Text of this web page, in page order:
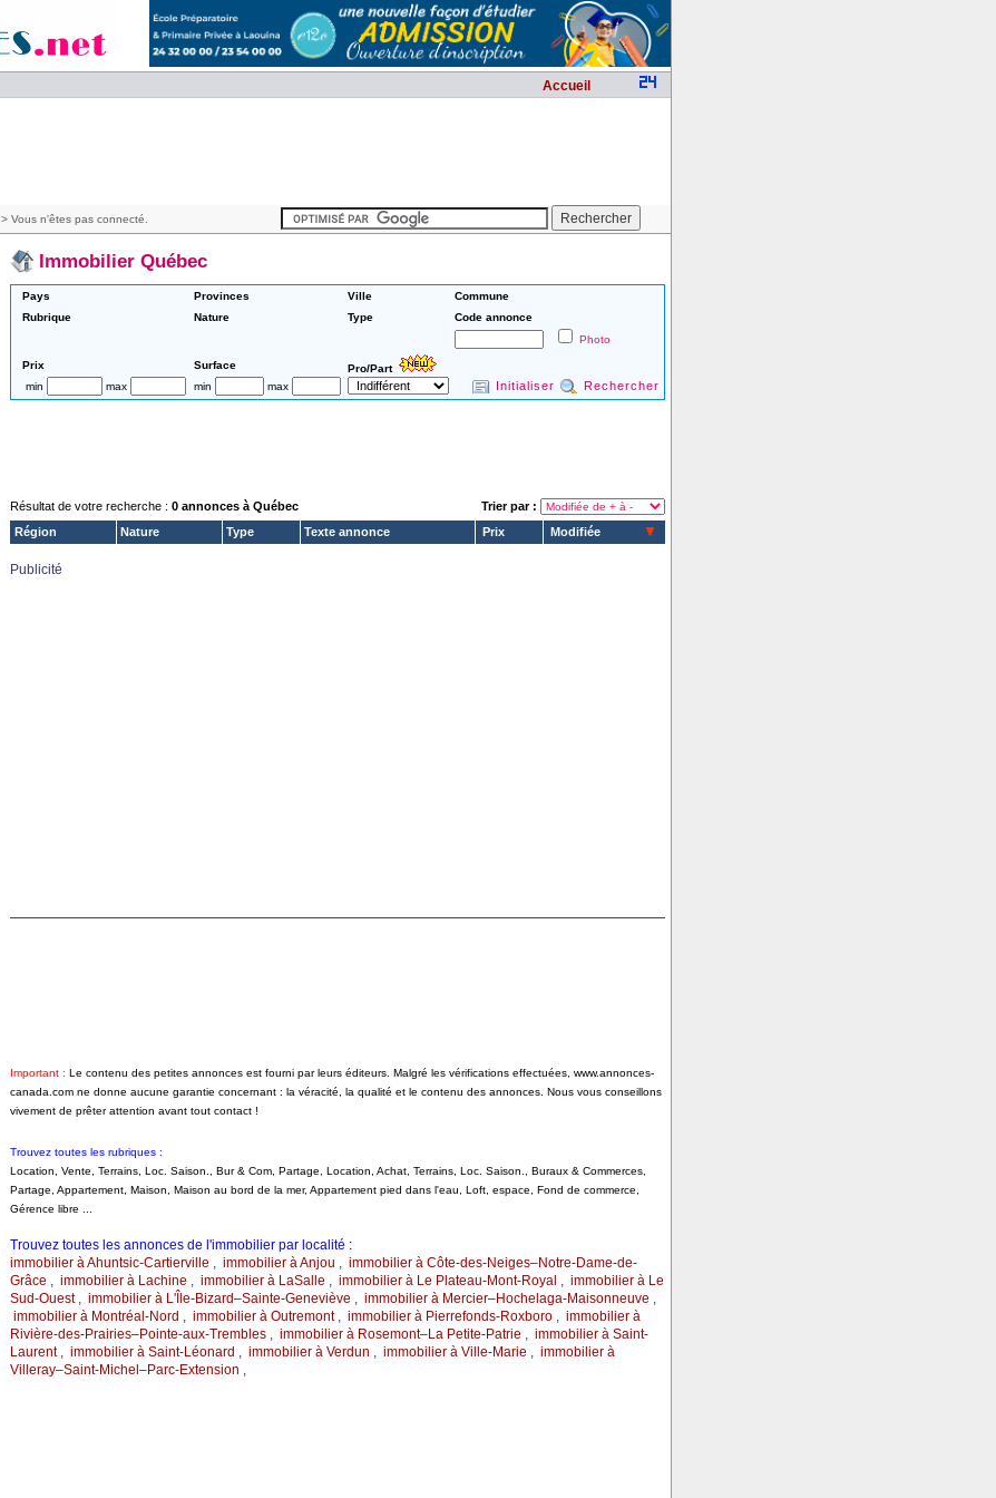
Accueil
> Vous n'êtes pas connecté.
Immobilier Québec
Pays Provinces Ville
Commune
Rubrique
Nature Type
Code annonce
Photo
Prix Surface
Pro/Part
min
max min max Initialiser Rechercher
Résultat de votre recherche : 0 annonces à Québec
Trier par :
Région
Nature Type Texte annonce Prix Modifiée
Publicité
Important : Le contenu des petites annonces est fourni par leurs éditeurs. Malgré les vérifications effectuées, www.annonces-
canada.com ne donne aucune garantie concernant : la véracité, la qualité et le contenu des annonces. Nous vous conseillons
vivement de prêter attention avant tout contact !
Trouvez toutes les rubriques :
Location, Vente, Terrains, Loc. Saison., Bur & Com, Partage, Location, Achat, Terrains, Loc. Saison., Buraux & Commerces,
Partage, Appartement, Maison, Maison au bord de la mer, Appartement pied dans l'eau, Loft, espace, Fond de commerce,
Gérence libre ...
Trouvez toutes les annonces de l'immobilier par localité :
immobilier à Ahuntsic-Cartierville , immobilier à Anjou , immobilier à Côte-des-Neiges–Notre-Dame-de-
Grâce , immobilier à Lachine , immobilier à LaSalle , immobilier à Le Plateau-Mont-Royal , immobilier à Le
Sud-Ouest, immobilier à L'Île-Bizard–Sainte-Geneviève , immobilier à Mercier–Hochelaga-Maisonneuve ,
immobilier à Montréal-Nord , immobilier à Outremont, immobilier à Pierrefonds-Roxboro, immobilier à
Rivière-des-Prairies–Pointe-aux-Trembles, immobilier à Rosemont–La Petite-Patrie , immobilier à Saint-
Laurent, immobilier à Saint-Léonard , immobilier à Verdun , immobilier à Ville-Marie , immobilier à
Villeray–Saint-Michel–Parc-Extension ,